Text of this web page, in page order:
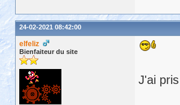
24-02-2021 08:42:00
elfeliz
Bienfaiteur du site
J'ai